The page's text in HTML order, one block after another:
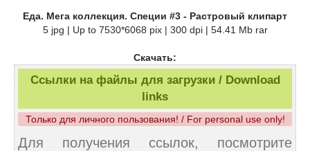
Еда. Мега коллекция. Специи #3 - Растровый клипарт
5 jpg | Up to 7530*6068 pix | 300 dpi | 54.41 Mb rar
Скачать:
Ссылки на файлы для загрузки / Download
links
Только для личного пользования! / For personal use only!
Для получения ссылок, посмотрите